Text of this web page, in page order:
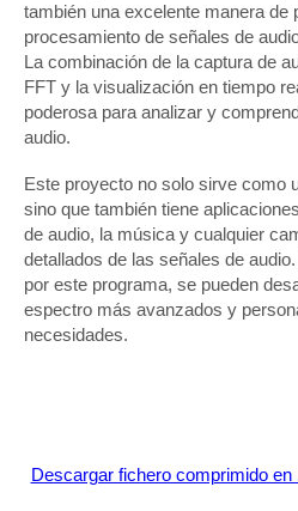
también una excelente manera de
procesamiento de señales de
La combinación de la captura de
FFT y la visualización en tiempo
poderosa para analizar y
audio.
Este proyecto no solo sirve como
sino que también tiene
de audio, la música y cualquier
detallados de las señales de
por este programa, se pueden
espectro más avanzados y
necesidades.
Descargar fichero comprimido en